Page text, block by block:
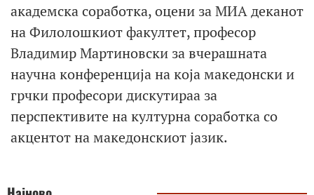
академска соработка, оцени за МИА деканот
на Филолошкиот факултет, професор
Владимир Мартиновски за вчерашната
научна конференција на која македонски и
грчки професори дискутираа за
перспективите на културна соработка со
акцентот на македонскиот јазик.